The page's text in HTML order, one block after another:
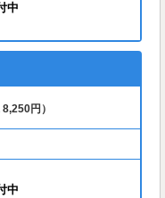
中
8,250円）
中